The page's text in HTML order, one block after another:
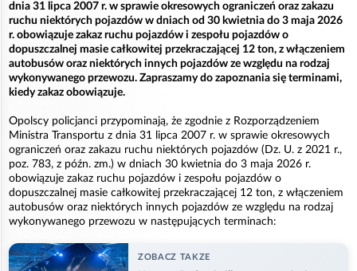
dnia 31 lipca 2007 r. w sprawie okresowych ograniczeń oraz zakazu
ruchu niektórych pojazdów w dniach od 30 kwietnia do 3 maja 2026
r. obowiązuje zakaz ruchu pojazdów i zespołu pojazdów o
dopuszczalnej masie całkowitej przekraczającej 12 ton, z włączeniem
autobusów oraz niektórych innych pojazdów ze względu na rodzaj
wykonywanego przewozu. Zapraszamy do zapoznania się terminami,
kiedy zakaz obowiązuje.
Opolscy policjanci przypominają, że zgodnie z Rozporządzeniem
Ministra Transportu z dnia 31 lipca 2007 r. w sprawie okresowych
ograniczeń oraz zakazu ruchu niektórych pojazdów (Dz. U. z 2021 r.,
poz. 783, z późn. zm.) w dniach 30 kwietnia do 3 maja 2026 r.
obowiązuje zakaz ruchu pojazdów i zespołu pojazdów o
dopuszczalnej masie całkowitej przekraczającej 12 ton, z włączeniem
autobusów oraz niektórych innych pojazdów ze względu na rodzaj
wykonywanego przewozu w następujących terminach:
ZOBACZ TAKZE